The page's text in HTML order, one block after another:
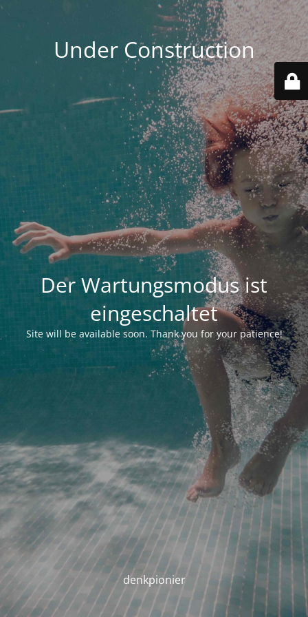
Under Construction
Der Wartungsmodus ist
eingeschaltet
Site will be available soon. Thank you for your patience!
denkpionier